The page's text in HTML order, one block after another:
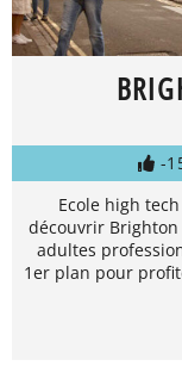
-
Ecole high
découvrir
adultes
1er plan pour